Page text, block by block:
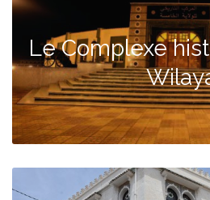
Le Complexe